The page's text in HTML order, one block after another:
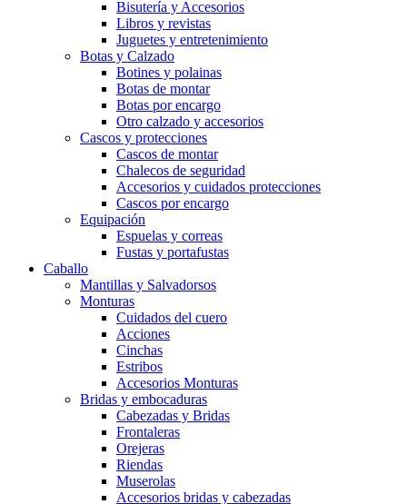
Bisutería y Accesorios
Libros y revistas
Juguetes y entretenimiento
Botas y Calzado
Botines y polainas
Botas de montar
Botas por encargo
Otro calzado y accesorios
Cascos y protecciones
Cascos de montar
Chalecos de seguridad
Accesorios y cuidados protecciones
Cascos por encargo
Equipación
Espuelas y correas
Fustas y portafustas
Caballo
Mantillas y Salvadorsos
Monturas
Cuidados del cuero
Acciones
Cinchas
Estribos
Accesorios Monturas
Bridas y embocaduras
Cabezadas y Bridas
Frontaleras
Orejeras
Riendas
Muserolas
Accesorios bridas y cabezadas